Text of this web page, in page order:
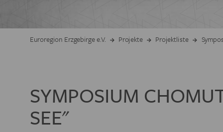
ZIELSETZUNG
Euroregion Erzgebirge e.V. Projekte Projektliste
SYMPOSIUM
SEE"